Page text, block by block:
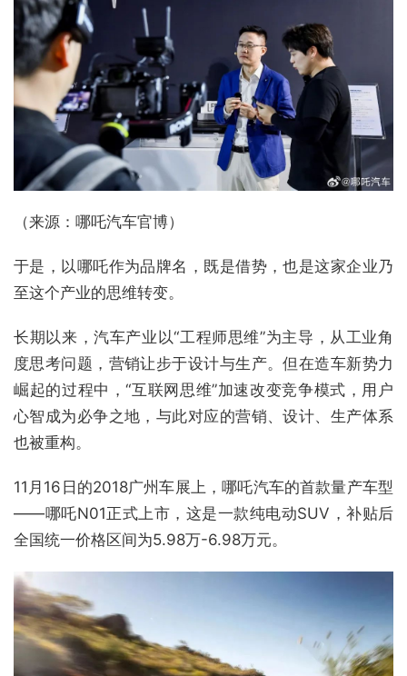
（来源：哪吒汽车官博）
于是，以哪吒作为品牌名，既是借势，也是这家企业乃
至这个产业的思维转变。
长期以来，汽车产业以“工程师思维”为主导，从工业角
度思考问题，营销让步于设计与生产。但在造车新势力
崛起的过程中，“互联网思维”加速改变竞争模式，用户
心智成为必争之地，与此对应的营销、设计、生产体系
也被重构。
11月16日的2018广州车展上，哪吒汽车的首款量产车型
——哪吒N01正式上市，这是一款纯电动SUV，补贴后
全国统一价格区间为5.98万-6.98万元。